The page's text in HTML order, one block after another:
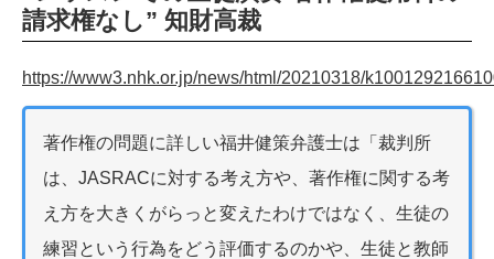
請求権なし” 知財高裁
https://www3.nhk.or.jp/news/html/20210318/
著作権の問題に詳しい福井健策弁護士は「裁判所
は、JASRACに対する考え方や、著作権に関する考
え方を大きくがらっと変えたわけではなく、生徒の
練習という行為をどう評価するのかや、生徒と教師